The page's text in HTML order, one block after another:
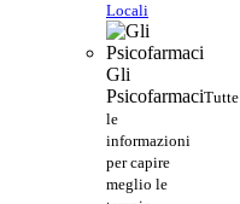
Locali
Gli
PsicofarmaciTutte
le
informazioni
per capire
meglio le